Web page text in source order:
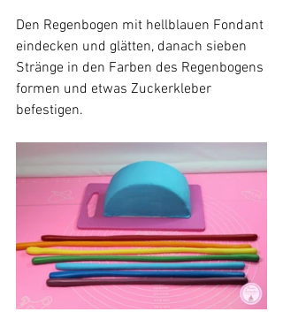
Den Regenbogen mit hellblauen Fondant
eindecken und glätten, danach sieben
Stränge in den Farben des Regenbogens
formen und etwas Zuckerkleber
befestigen.